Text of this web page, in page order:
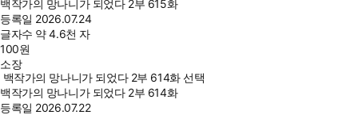
백작가의 망나니가 되었다 2부 615화
등록일 2026.07.24
글자수 약 4.6천 자
100원
소장
백작가의 망나니가 되었다 2부 614화 선택
백작가의 망나니가 되었다 2부 614화
등록일 2026.07.22